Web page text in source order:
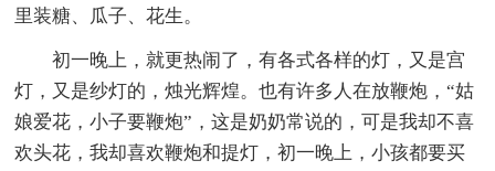
里装糖、瓜子、花生。
初一晚上，就更热闹了，有各式各样的灯，又是宫
灯，又是纱灯的，烛光辉煌。也有许多人在放鞭炮，“姑
娘爱花，小子要鞭炮”，这是奶奶常说的，可是我却不喜
欢头花，我却喜欢鞭炮和提灯，初一晚上，小孩都要买